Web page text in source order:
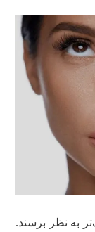
به نظر برسند.